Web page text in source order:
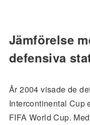
Jämförelse
defensiva
År 2004 visade de
Intercontinental Cup
FIFA World Cup.